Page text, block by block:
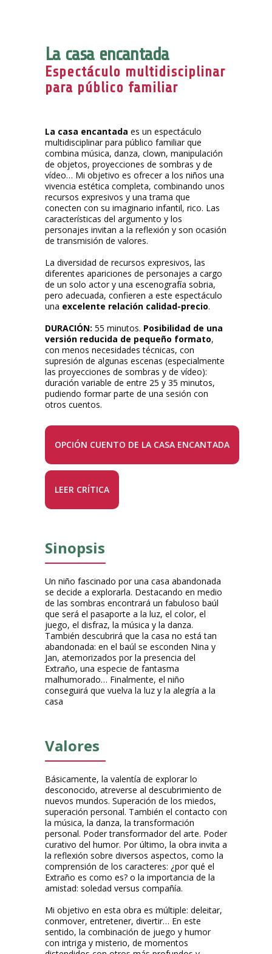
La casa encantada
Espectáculo multidisciplinar
para público familiar
La casa encantada es un espectáculo
multidisciplinar para público familiar que
combina música, danza, clown, manipulación
de objetos, proyecciones de sombras y de
vídeo… Mi objetivo es ofrecer a los niños una
vivencia estética completa, combinando unos
recursos expresivos y una trama que
conecten con su imaginario infantil, rico. Las
características del argumento y los
personajes invitan a la reflexión y son ocasión
de transmisión de valores.
La diversidad de recursos expresivos, las
diferentes apariciones de personajes a cargo
de un solo actor y una escenografía sobria,
pero adecuada, confieren a este espectáculo
una excelente relación calidad-precio.
DURACIÓN: 55 minutos. Posibilidad de una
versión reducida de pequeño formato,
con menos necesidades técnicas, con
supresión de algunas escenas (especialmente
las proyecciones de sombras y de vídeo):
duración variable de entre 25 y 35 minutos,
pudiendo formar parte de una sesión con
otros cuentos.
OPCIÓN CUENTO DE LA CASA ENCANTADA
LEER CRÍTICA
Sinopsis
Un niño fascinado por una casa abandonada
se decide a explorarla. Destacando en medio
de las sombras encontrará un fabuloso baúl
que será el pasaporte a la luz, el color, el
juego, el disfraz, la música y la danza.
También descubrirá que la casa no está tan
abandonada: en el baúl se esconden Nina y
Jan, atemorizados por la presencia del
Extraño, una especie de fantasma
malhumorado… Finalmente, el niño
conseguirá que vuelva la luz y la alegría a la
casa
Valores
Básicamente, la valentía de explorar lo
desconocido, atreverse al descubrimiento de
nuevos mundos. Superación de los miedos,
superación personal. También el contacto con
la música, la danza, la transformación
personal. Poder transformador del arte. Poder
curativo del humor. Por último, la obra invita a
la reflexión sobre diversos aspectos, como la
comprensión de los caracteres: ¿por qué el
Extraño es como es? o la importancia de la
amistad: soledad versus compañía.
Mi objetivo en esta obra es múltiple: deleitar,
conmover, entretener, divertir… En este
sentido, la combinación de juego y humor
con intriga y misterio, de momentos